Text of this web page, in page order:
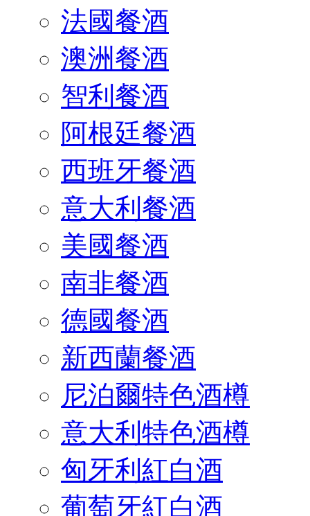
法國餐酒
澳洲餐酒
智利餐酒
阿根廷餐酒
西班牙餐酒
意大利餐酒
美國餐酒
南非餐酒
德國餐酒
新西蘭餐酒
尼泊爾特色酒樽
意大利特色酒樽
匈牙利紅白酒
葡萄牙紅白酒